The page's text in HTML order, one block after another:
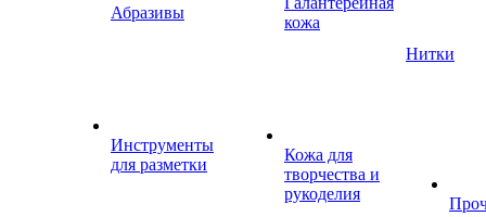
Абразивы
Инструменты
для разметки
кожа
Кожа для
творчества и
рукоделия
Нитки